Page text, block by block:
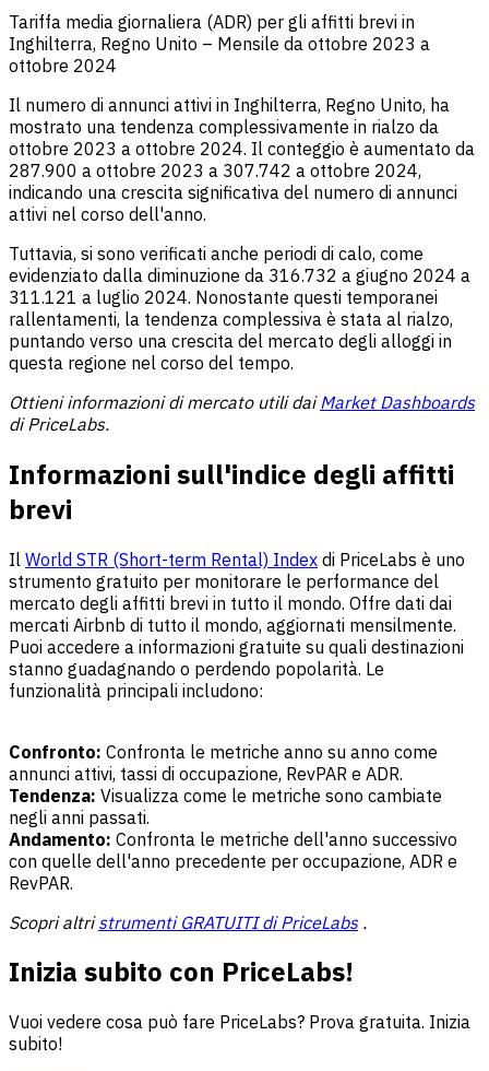
Tariffa media giornaliera (ADR) per gli affitti brevi in
Inghilterra, Regno Unito – Mensile da ottobre 2023 a
ottobre 2024
Il numero di annunci attivi in Inghilterra, Regno Unito, ha
mostrato una tendenza complessivamente in rialzo da
ottobre 2023 a ottobre 2024. Il conteggio è aumentato da
287.900 a ottobre 2023 a 307.742 a ottobre 2024,
indicando una crescita significativa del numero di annunci
attivi nel corso dell'anno.
Tuttavia, si sono verificati anche periodi di calo, come
evidenziato dalla diminuzione da 316.732 a giugno 2024 a
311.121 a luglio 2024. Nonostante questi temporanei
rallentamenti, la tendenza complessiva è stata al rialzo,
puntando verso una crescita del mercato degli alloggi in
questa regione nel corso del tempo.
Ottieni informazioni di mercato utili daiMarket Dashboards
di PriceLabs.
Informazioni sull'indice degli affitti
brevi
Il World STR (Short-term Rental) Index di PriceLabs è uno
strumento gratuito per monitorare le performance del
mercato degli affitti brevi in tutto il mondo. Offre dati dai
mercati Airbnb di tutto il mondo, aggiornati mensilmente.
Puoi accedere a informazioni gratuite su quali destinazioni
stanno guadagnando o perdendo popolarità. Le
funzionalità principali includono:
Confronto: Confronta le metriche anno su anno come
annunci attivi, tassi di occupazione, RevPAR e ADR.
Tendenza: Visualizza come le metriche sono cambiate
negli anni passati.
Andamento: Confronta le metriche dell'anno successivo
con quelle dell'anno precedente per occupazione, ADR e
RevPAR.
Scopri altristrumenti GRATUITI di PriceLabs.
Inizia subito con PriceLabs!
Vuoi vedere cosa può fare PriceLabs? Prova gratuita. Inizia
subito!